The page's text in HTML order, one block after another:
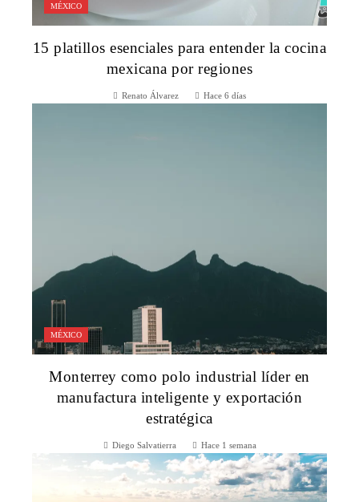
MÉXICO
15 platillos esenciales para entender la cocina
mexicana por regiones
Renato Álvarez Hace 6 días
MÉXICO
Monterrey como polo industrial líder en
manufactura inteligente y exportación
estratégica
Diego Salvatierra Hace 1 semana